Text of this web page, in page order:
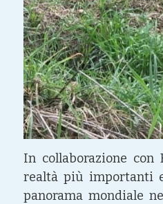
In collaborazione con
realtà più importanti
panorama mondiale